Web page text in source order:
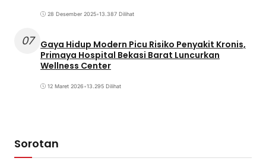
28 Desember 2025•13.387 Dilihat
07
Gaya Hidup Modern Picu Risiko Penyakit Kronis,
Primaya Hospital Bekasi Barat Luncurkan
Wellness Center
12 Maret 2026•13.295 Dilihat
Sorotan